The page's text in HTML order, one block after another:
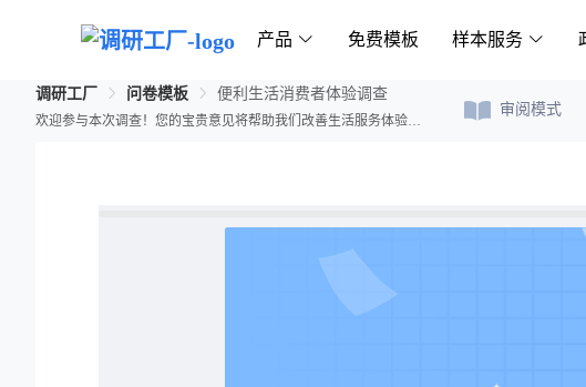
产品 免费模板 样本服务
调研工厂 问卷模板 便利生活消费者体验调查
欢迎参与本次调查！您的宝贵意见将帮助我们改善生活服务体验。请您如实填写以下问题。
审阅模式